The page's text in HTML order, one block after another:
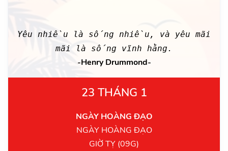
Yêu nhiều là sống nhiều, và yêu mãi
mãi là sống vĩnh hằng.
-Henry Drummond-
23 THÁNG 1
NGÀY HOÀNG ĐẠO
NGÀY HOÀNG ĐẠO
GIỜ TỴ (09G)